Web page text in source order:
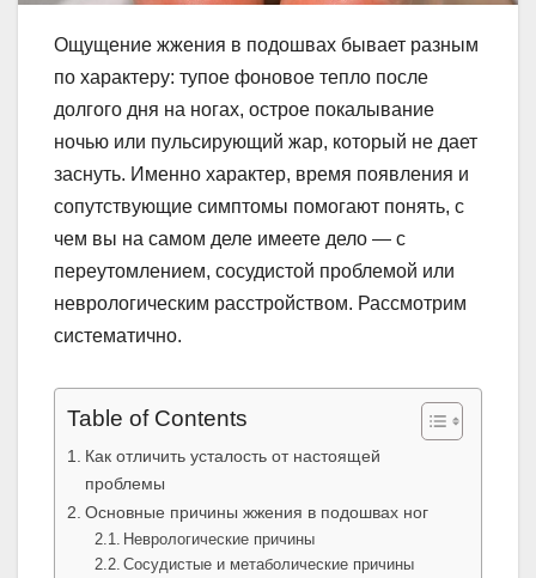
Ощущение жжения в подошвах бывает разным
по характеру: тупое фоновое тепло после
долгого дня на ногах, острое покалывание
ночью или пульсирующий жар, который не дает
заснуть. Именно характер, время появления и
сопутствующие симптомы помогают понять, с
чем вы на самом деле имеете дело — с
переутомлением, сосудистой проблемой или
неврологическим расстройством. Рассмотрим
систематично.
Table of Contents
Как отличить усталость от настоящей
проблемы
Основные причины жжения в подошвах ног
Неврологические причины
Сосудистые и метаболические причины